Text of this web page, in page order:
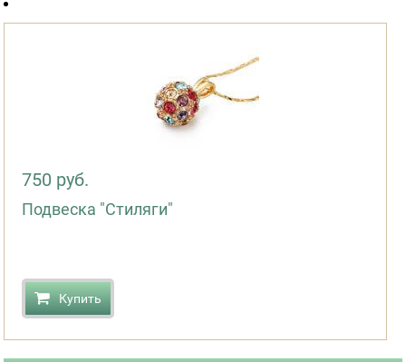
750 руб.
Подвеска "Стиляги"
Купить